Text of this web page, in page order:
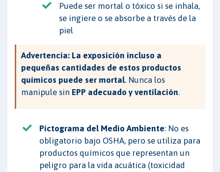
Puede ser mortal o tóxico si se inhala,
se ingiere o se absorbe a través de la
piel
Advertencia: La exposición incluso a
pequeñas cantidades de estos productos
químicos puede ser mortal. Nunca los
manipule sin EPP adecuado y ventilación.
Pictograma del Medio Ambiente: No es
obligatorio bajo OSHA, pero se utiliza para
productos químicos que representan un
peligro para la vida acuática (toxicidad